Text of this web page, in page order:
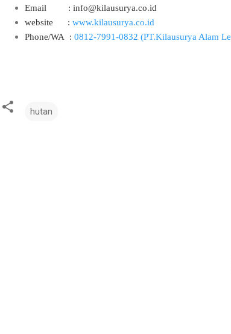
Email : info@kilausurya.co.id
website
: www.kilausurya.co.id
Phone/WA : 0812-7991-0832 (PT.Kilausurya Alam
hutan